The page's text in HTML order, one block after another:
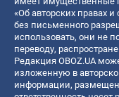
«Об авторских правах
без письменного
использовать, они не
переводу,
Редакция OBOZ.UA
изложенную в
информации,